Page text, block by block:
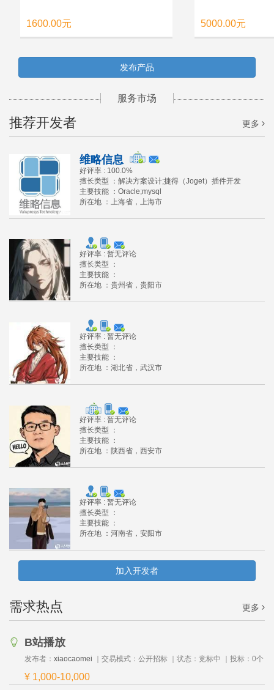
1600.00元 5000.00元
发布产品
服务市场
推荐开发者 更多
维略信息
好评率 : 100.0%
擅长类型 ： 解决方案设计;捷得（Joget）插件开发
主要技能 ： Oracle;mysql
所在地 ： 上海省 ， 上海市
好评率 : 暂无评论
擅长类型 ：
主要技能 ：
所在地 ： 贵州省 ， 贵阳市
好评率 : 暂无评论
擅长类型 ：
主要技能 ：
所在地 ： 湖北省 ， 武汉市
好评率 : 暂无评论
擅长类型 ：
主要技能 ：
所在地 ： 陕西省 ， 西安市
好评率 : 暂无评论
擅长类型 ：
主要技能 ：
所在地 ： 河南省 ， 安阳市
加入开发者
需求热点 更多
B站播放
发布者： xiaocaomei ｜交易模式： 公开招标 ｜状态： 竞标中 ｜投标： 0个
¥ 1,000-10,000